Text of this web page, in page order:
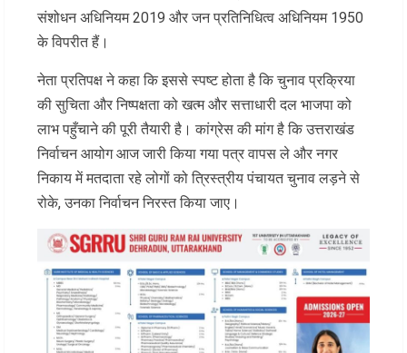
संशोधन अधिनियम 2019 और जन प्रतिनिधित्व अधिनियम 1950
के विपरीत हैं।
नेता प्रतिपक्ष ने कहा कि इससे स्पष्ट होता है कि चुनाव प्रक्रिया
की सुचिता और निष्पक्षता को खत्म और सत्ताधारी दल भाजपा को
लाभ पहुँचाने की पूरी तैयारी है। कांग्रेस की मांग है कि उत्तराखंड
निर्वाचन आयोग आज जारी किया गया पत्र वापस ले और नगर
निकाय में मतदाता रहे लोगों को त्रिस्त्रीय पंचायत चुनाव लड़ने से
रोके, उनका निर्वाचन निरस्त किया जाए।